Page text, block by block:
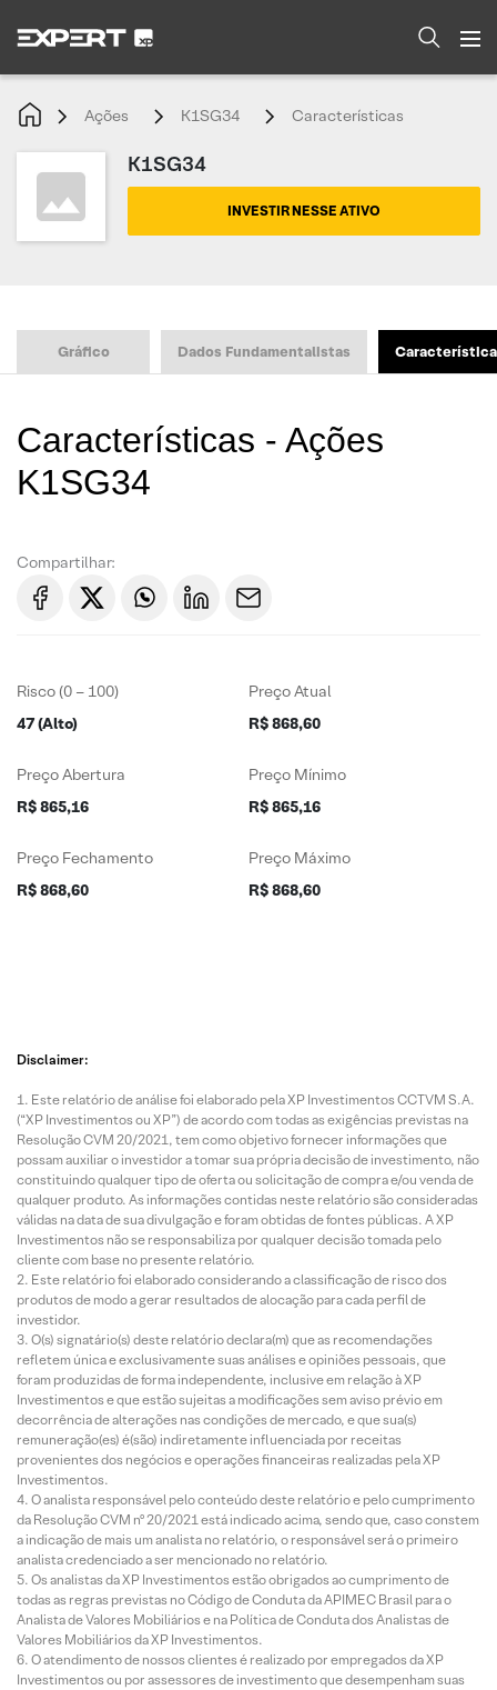
Ações K1SG34 Características
K1SG34
INVESTIR NESSE ATIVO
Gráfico Dados Fundamentalistas
Características - Ações
K1SG34
Compartilhar:
Risco (0 – 100)
47 (Alto)
Preço Atual
R$ 868,60
Preço Abertura
R$ 865,16
Preço Mínimo
R$ 865,16
Preço Fechamento
R$ 868,60
Preço Máximo
R$ 868,60
Disclaimer:
Este relatório de análise foi elaborado pela XP Investimentos CCTVM S.A.
(“XP Investimentos ou XP”) de acordo com todas as exigências previstas na
Resolução CVM 20/2021, tem como objetivo fornecer informações que
possam auxiliar o investidor a tomar sua própria decisão de investimento, não
constituindo qualquer tipo de oferta ou solicitação de compra e/ou venda de
qualquer produto. As informações contidas neste relatório são consideradas
válidas na data de sua divulgação e foram obtidas de fontes públicas. A XP
Investimentos não se responsabiliza por qualquer decisão tomada pelo
cliente com base no presente relatório.
Este relatório foi elaborado considerando a classificação de risco dos
produtos de modo a gerar resultados de alocação para cada perfil de
investidor.
O(s) signatário(s) deste relatório declara(m) que as recomendações
refletem única e exclusivamente suas análises e opiniões pessoais, que
foram produzidas de forma independente, inclusive em relação à XP
Investimentos e que estão sujeitas a modificações sem aviso prévio em
decorrência de alterações nas condições de mercado, e que sua(s)
remuneração(es) é(são) indiretamente influenciada por receitas
provenientes dos negócios e operações financeiras realizadas pela XP
Investimentos.
O analista responsável pelo conteúdo deste relatório e pelo cumprimento
da Resolução CVM nº 20/2021 está indicado acima, sendo que, caso constem
a indicação de mais um analista no relatório, o responsável será o primeiro
analista credenciado a ser mencionado no relatório.
Os analistas da XP Investimentos estão obrigados ao cumprimento de
todas as regras previstas no Código de Conduta da APIMEC Brasil para o
Analista de Valores Mobiliários e na Política de Conduta dos Analistas de
Valores Mobiliários da XP Investimentos.
O atendimento de nossos clientes é realizado por empregados da XP
Investimentos ou por assessores de investimento que desempenham suas